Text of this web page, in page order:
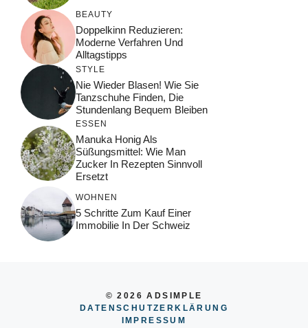
BEAUTY
Doppelkinn Reduzieren:
Moderne Verfahren Und
Alltagstipps
STYLE
Nie Wieder Blasen! Wie Sie
Tanzschuhe Finden, Die
Stundenlang Bequem Bleiben
ESSEN
Manuka Honig Als
Süßungsmittel: Wie Man
Zucker In Rezepten Sinnvoll
Ersetzt
WOHNEN
5 Schritte Zum Kauf Einer
Immobilie In Der Schweiz
© 2026 ADSIMPLE
DATENSCHUTZERKLÄRUNG
IMPRESSUM